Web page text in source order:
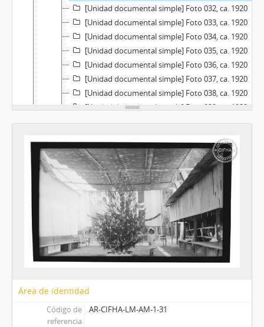
[Unidad documental simple] Foto 032, ca. 1920
[Unidad documental simple] Foto 033, ca. 1920
[Unidad documental simple] Foto 034, ca. 1920
[Unidad documental simple] Foto 035, ca. 1920
[Unidad documental simple] Foto 036, ca. 1920
[Unidad documental simple] Foto 037, ca. 1920
[Unidad documental simple] Foto 038, ca. 1920
[Unidad documental simple] Foto 039, ca. 1920
[Unidad documental simple] Foto 040, ca. 1920
[Unidad documental simple] Foto 042, ca. 1920
[Unidad documental simple] Foto 043, ca. 1920
[Unidad documental simple] Foto 044, ca. 1920
[Unidad documental simple] Foto 045, ca. 1920
[Unidad documental simple] Foto 046, ca. 1920
[Unidad documental simple] Foto 047, ca. 1920
[Unidad documental simple] Foto 048, ca. 1920
[Unidad documental simple] Foto 049, ca. 1920
[Unidad documental simple] Foto 050, ca. 1920
[Unidad documental simple] Foto 052, ca. 1920
[Unidad documental simple] Foto 053, ca. 1920
Área de identidad
Código de
referencia
AR-CIFHA-LM-AM-1-31